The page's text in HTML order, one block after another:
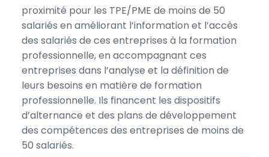
proximité pour les TPE/PME de moins de 50
salariés en améliorant l’information et l’accès
des salariés de ces entreprises à la formation
professionnelle, en accompagnant ces
entreprises dans l’analyse et la définition de
leurs besoins en matière de formation
professionnelle. Ils financent les dispositifs
d’alternance et des plans de développement
des compétences des entreprises de moins de
50 salariés.